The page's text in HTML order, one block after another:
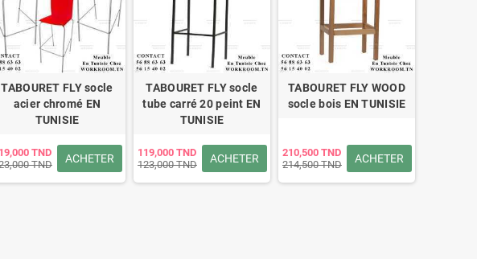
TABOURET FLY socle
acier chromé EN
TUNISIE
TND
TND
ACHETER
TABOURET FLY socle
tube carré 20 peint EN
TUNISIE
119,000 TND
123,000 TND
ACHETER
TABOURET FLY WOOD
socle bois EN TUNISIE
210,500 TND
214,500 TND
ACHETER